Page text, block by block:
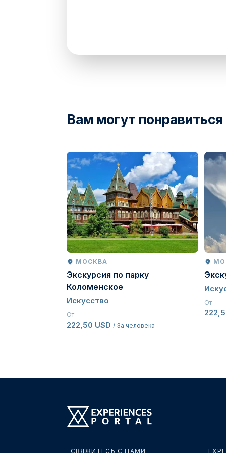
Вам могут
МОСКВА
Экскурсия по парку
Коломенское
Искусство
От
222,50 USD / За человека
От
СВЯЖИТЕСЬ С НАМИ